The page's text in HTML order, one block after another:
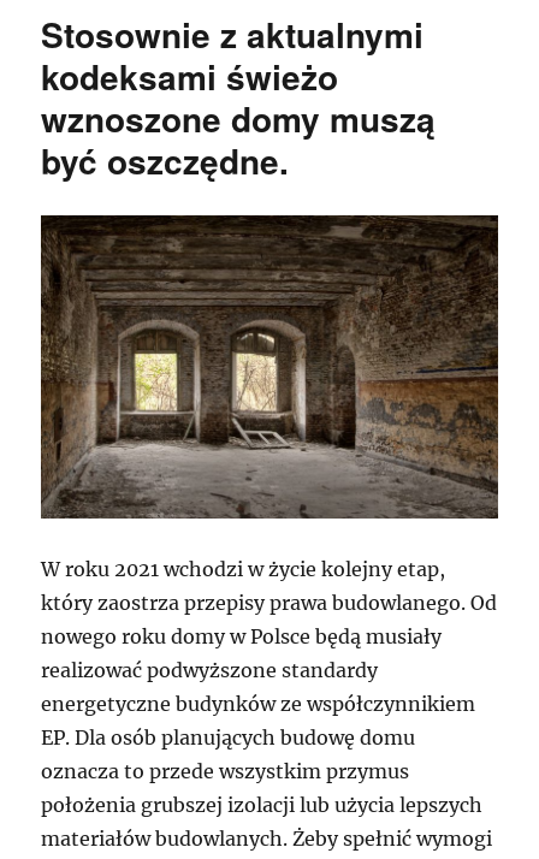
Stosownie z aktualnymi
kodeksami świeżo
wznoszone domy muszą
być oszczędne.
W roku 2021 wchodzi w życie kolejny etap,
który zaostrza przepisy prawa budowlanego. Od
nowego roku domy w Polsce będą musiały
realizować podwyższone standardy
energetyczne budynków ze współczynnikiem
EP. Dla osób planujących budowę domu
oznacza to przede wszystkim przymus
położenia grubszej izolacji lub użycia lepszych
materiałów budowlanych. Żeby spełnić wymogi